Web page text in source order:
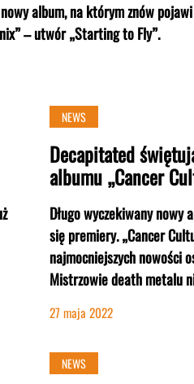
album, na którym znów
– utwór „Starting to Fly”.
NEWS
Decapitated
albumu „Cancer
Długo wyczekiwany nowy
się premiery. „Cancer
najmocniejszych nowości
Mistrzowie death metalu
27 maja 2022
NEWS